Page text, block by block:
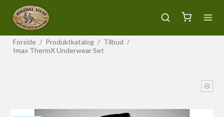
Forside / Produktkatalog / Tilbud /
Imax ThermX Underwear Set